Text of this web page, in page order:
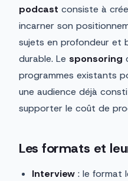
podcast consiste à
incarner son
sujets en profondeur et
durable. Le sponsoring
programmes existants
une audience déjà
supporter le coût de
Les formats et
Interview : le format